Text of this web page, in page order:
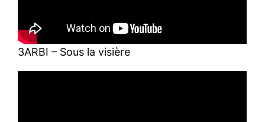
3ARBI – Sous la visière